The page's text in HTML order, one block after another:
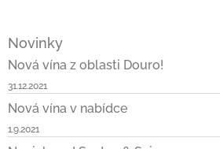
Novinky
Nová vína z oblasti Douro!
31.12.2021
Nová vína v nabídce
1.9.2021